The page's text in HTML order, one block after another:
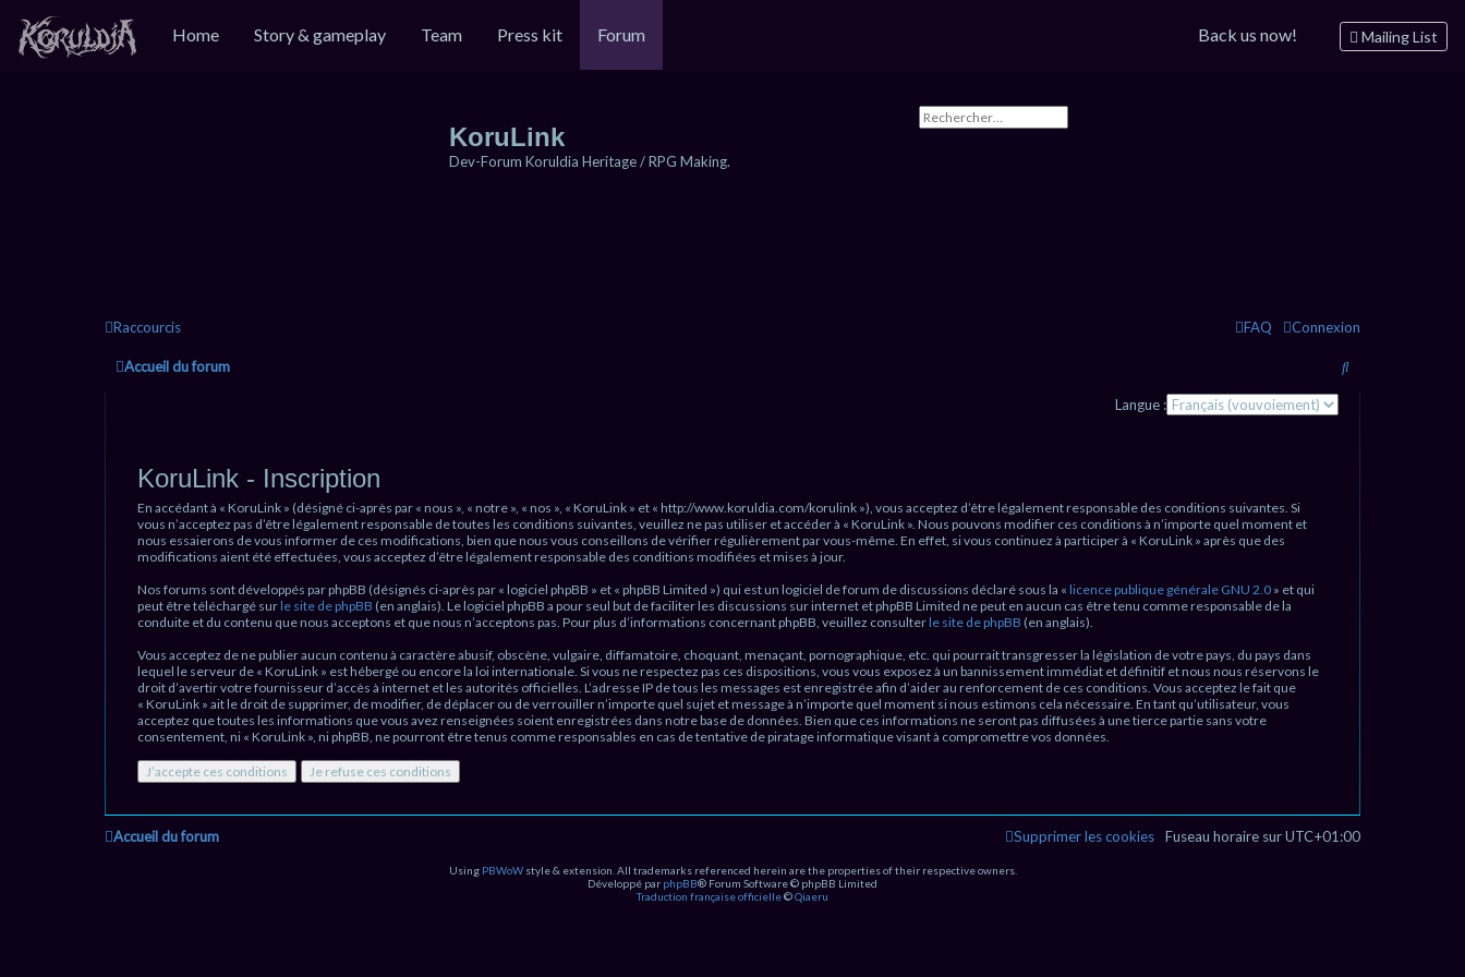
Home Story & gameplay Team Press kit Forum Mailing List
Back us now!
KoruLink
Dev-Forum Koruldia Heritage / RPG Making.
Raccourcis Connexion
FAQ
Accueil du forum
R
Langue :
KoruLink - Inscription
En accédant à « KoruLink » (désigné ci-après par « nous », « notre », « nos », « KoruLink » et « http://www.koruldia.com/korulink »), vous acceptez d’être légalement responsable des conditions suivantes. Si
vous n’acceptez pas d’être légalement responsable de toutes les conditions suivantes, veuillez ne pas utiliser et accéder à « KoruLink ». Nous pouvons modifier ces conditions à n’importe quel moment et
nous essaierons de vous informer de ces modifications, bien que nous vous conseillons de vérifier régulièrement par vous-même. En effet, si vous continuez à participer à « KoruLink » après que des
modifications aient été effectuées, vous acceptez d’être légalement responsable des conditions modifiées et mises à jour.
Nos forums sont développés par phpBB (désignés ci-après par « logiciel phpBB » et « phpBB Limited ») qui est un logiciel de forum de discussions déclaré sous la « licence publique générale GNU 2.0 » et qui
peut être téléchargé surle site de phpBB (en anglais). Le logiciel phpBB a pour seul but de faciliter les discussions sur internet et phpBB Limited ne peut en aucun cas être tenu comme responsable de la
conduite et du contenu que nous acceptons et que nous n’acceptons pas. Pour plus d’informations concernant phpBB, veuillez consulterle site de phpBB (en anglais).
Vous acceptez de ne publier aucun contenu à caractère abusif, obscène, vulgaire, diffamatoire, choquant, menaçant, pornographique, etc. qui pourrait transgresser la législation de votre pays, du pays dans
lequel le serveur de « KoruLink » est hébergé ou encore la loi internationale. Si vous ne respectez pas ces dispositions, vous vous exposez à un bannissement immédiat et définitif et nous nous réservons le
droit d’avertir votre fournisseur d’accès à internet et les autorités officielles. L’adresse IP de tous les messages est enregistrée afin d’aider au renforcement de ces conditions. Vous acceptez le fait que
« KoruLink » ait le droit de supprimer, de modifier, de déplacer ou de verrouiller n’importe quel sujet et message à n’importe quel moment si nous estimons cela nécessaire. En tant qu’utilisateur, vous
acceptez que toutes les informations que vous avez renseignées soient enregistrées dans notre base de données. Bien que ces informations ne seront pas diffusées à une tierce partie sans votre
consentement, ni « KoruLink », ni phpBB, ne pourront être tenus comme responsables en cas de tentative de piratage informatique visant à compromettre vos données.
Accueil du forum Fuseau horaire surUTC+01:00
Supprimer les cookies
Using PBWoWstyle & extension. All trademarks referenced herein are the properties of their respective owners.
Développé par phpBB® Forum Software © phpBB Limited
Traduction française officielle©Qiaeru